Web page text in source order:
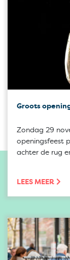
Groots
Zondag 29
openingsfeest
achter de rug
LEES MEER